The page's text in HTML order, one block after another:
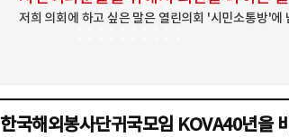
저희 의회에 하고 싶은 말은 열린의회 '시민소통방'에
한국해외봉사단귀국모임 KOVA40년을